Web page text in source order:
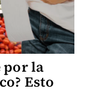
por la
Esto